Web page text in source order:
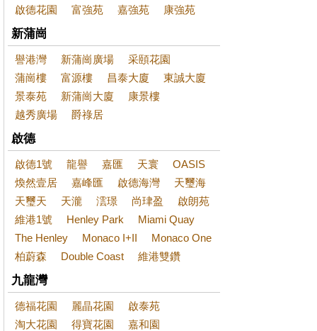
啟德花園
富強苑 嘉強苑 康強苑
新蒲崗
譽港灣 新蒲崗廣場
采頤花園
蒲崗樓
富源樓 昌泰大廈
東誠大廈
景泰苑
新蒲崗大廈
康景樓
越秀廣場
爵祿居
啟德
啟德1號 龍譽 嘉匯 天寰
OASIS
煥然壹居
嘉峰匯 啟德海灣
天璽海
天璽天
天瀧 澐璟 尚珒盈
啟朗苑
維港1號
Henley Park
Miami Quay
The Henley
Monaco I+II
Monaco One
柏蔚森
Double Coast 維港雙鑽
九龍灣
德福花園 麗晶花園
啟泰苑
淘大花園
得寶花園 嘉和園